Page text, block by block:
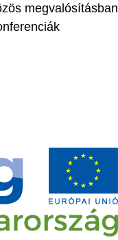
megvalósításban